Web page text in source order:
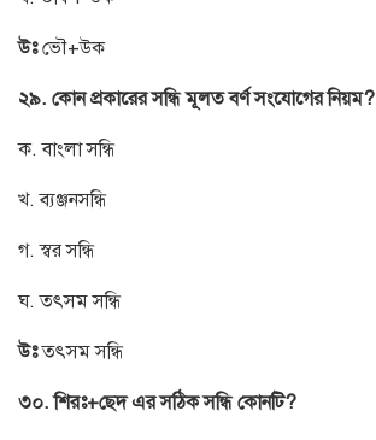
উঃভৌ+উক
২৯. কোন প্রকারের সন্ধি মূলত বর্ণ সংযোগের নিয়ম?
ক. বাংলা সন্ধি
খ. ব্যঞ্জনসন্ধি
গ. স্বর সন্ধি
ঘ. তৎসম সন্ধি
উঃতৎসম সন্ধি
৩০. শিরঃ+ছেদ এর সঠিক সন্ধি কোনটি?